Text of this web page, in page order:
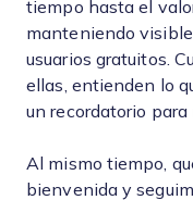
tiempo hasta el
manteniendo
usuarios gratuitos.
ellas, entienden lo
un recordatorio para
Al mismo tiempo,
bienvenida y